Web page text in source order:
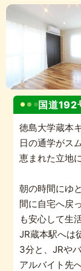
国道192
徳島大学蔵本
日の通学がス
恵まれた立地
朝の時間にゆ
間に自宅へ戻
も安心して生
JR蔵本駅へは
3分と、JRや
アルバイト先